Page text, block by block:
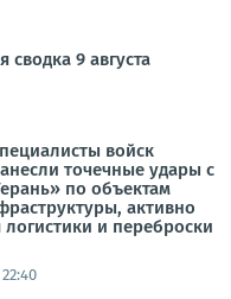
9 августа
войск
точечные удары с
по объектам
активно
и переброски